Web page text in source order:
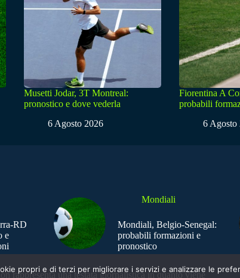
Musetti Jodar, 3T Montreal:
pronostico e dove vederla
6 Agosto 2026
Fiorentina A
probabili
6 Agosto
RD
e
Mondiali
Mondiali, Belgio-Senegal:
probabili formazioni e
pronostico
rappresenta una testata giornalistica in quanto viene
propri e di terzi per migliorare i servizi e analizzare le